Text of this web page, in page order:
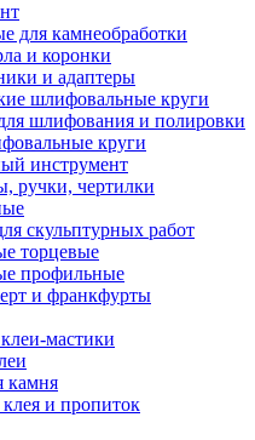
для камнеобработки
и коронки
и адаптеры
шлифовальные круги
шлифования и полировки
круги
инструмент
ручки, чертилки
скульптурных работ
торцевые
профильные
и франкфурты
мастики
камня
и пропиток